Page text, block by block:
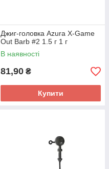
Джиг-головка Azura X-Game
Out Barb #2 1.5 г 1 г
В наявності
81,90 ₴
Купити